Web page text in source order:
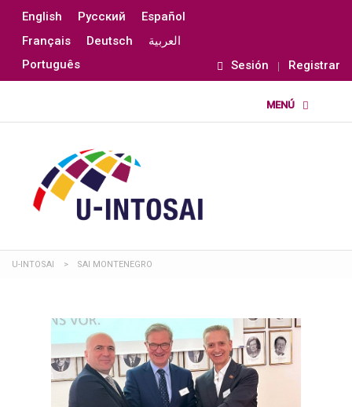
English Русский
Español
Français
Deutsch
العربية
Português
Sesión Registrar
U-INTOSAI > SAI MONTENEGRO